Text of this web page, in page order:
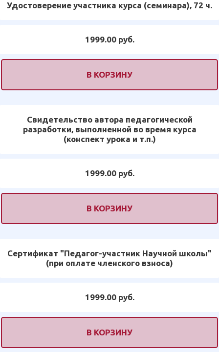
Удостоверение участника курса (семинара), 72 ч.
1999.00 руб.
В КОРЗИНУ
Свидетельство автора педагогической
разработки, выполненной во время курса
(конспект урока и т.п.)
1999.00 руб.
В КОРЗИНУ
Сертификат "Педагог-участник Научной школы"
(при оплате членского взноса)
1999.00 руб.
В КОРЗИНУ